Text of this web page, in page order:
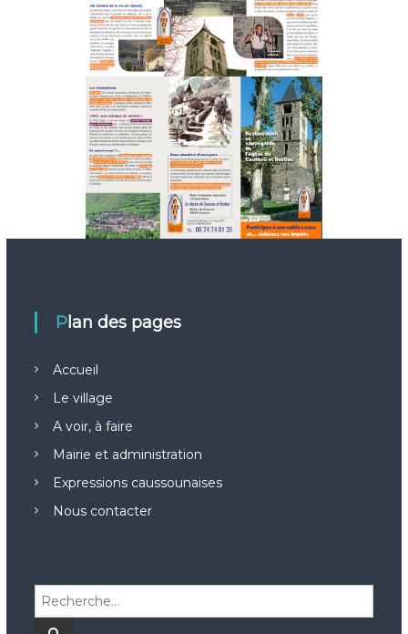
Plan des pages
Accueil
Le village
A voir, à faire
Mairie et administration
Expressions caussounaises
Nous contacter
R